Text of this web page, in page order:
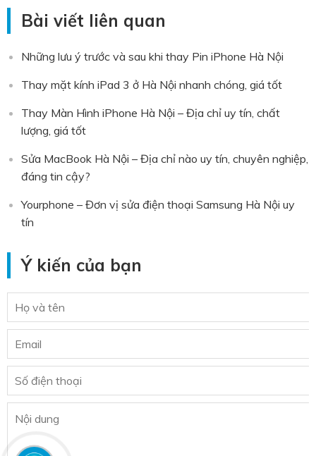
Bài viết liên quan
Những lưu ý trước và sau khi thay Pin iPhone Hà Nội
Thay mặt kính iPad 3 ở Hà Nội nhanh chóng, giá tốt
Thay Màn Hình iPhone Hà Nội – Địa chỉ uy tín, chất
lượng, giá tốt
Sửa MacBook Hà Nội – Địa chỉ nào uy tín, chuyên nghiệp,
đáng tin cậy?
Yourphone – Đơn vị sửa điện thoại Samsung Hà Nội uy
tín
Ý kiến của bạn